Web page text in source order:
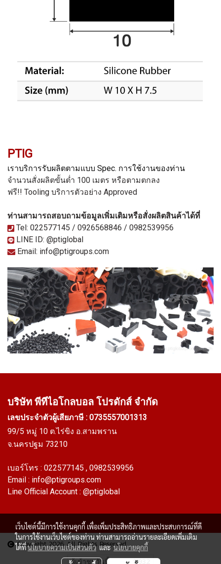
PTIG
เราบริการรับผลิตตามแบบ Spec. การใช้งานของท่าน
จำนวนสั่งผลิตขั้นต่ำ 100 เมตร หรือตามตกลง
ฟรี!! Tooling บริการตัวอย่าง Approved
ท่านสามารถสอบถามข้อมูลเพิ่มเติมหรือสั่งผลิตสินค้าได้ที่
Tel: 022577145 / 0926568846 / 0982539956
LINE ID: @ptiglobal
Email: info@ptigroups.com
บริษัท พีทีไอโกลบอล โปรดักส์ จำกัด
เลขประจำตัวผู้เสียภาษี : 0735557001313
99/5 หมู่ 10 ต.ไร่ขิง อ.สามพราน
จ.นครปฐม 73210
เบอร์โทร : 022577145 , 0982539956
Email : info@ptigroups.com
Line Official Account : @ptiglobal
Copyright 2026 All Rights Reserved
ผู้เข้าชมวันนี้ 1,932
เว็บไซต์นี้มีการใช้งานคุกกี้ เพื่อเพิ่มประสิทธิภาพและประสบการณ์ที่ดี
ในการใช้งานเว็บไซต์ของท่าน ท่านสามารถอ่านรายละเอียดเพิ่มเติม
ได้ที่นโยบายความเป็นส่วนตัวและนโยบายคุกกี้